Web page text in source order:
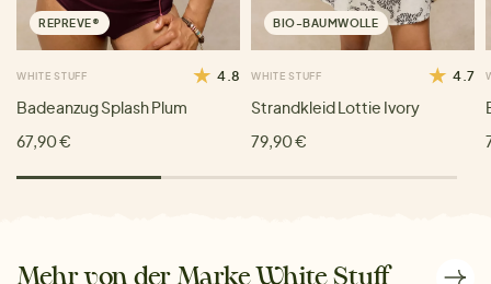
REPREVE®
WHITE STUFF 4.8
Badeanzug Splash Plum
67,90 €
BIO-BAUMWOLLE
WHITE STUFF 4.7
Strandkleid Lottie Ivory
79,90 €
Mehr von der Marke White Stuff